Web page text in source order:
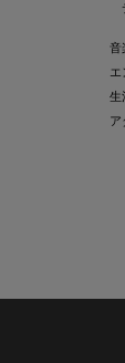
音
エ
生
ア